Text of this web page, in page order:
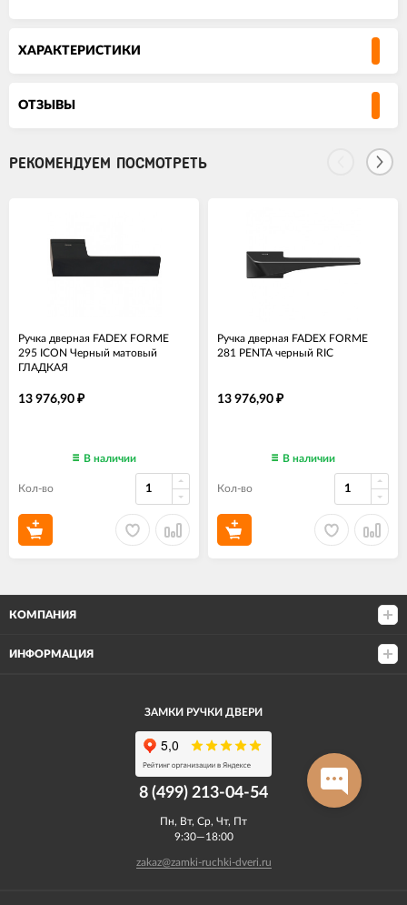
ХАРАКТЕРИСТИКИ
ОТЗЫВЫ
РЕКОМЕНДУЕМ ПОСМОТРЕТЬ
Ручка дверная FADEX FORME
295 ICON Черный матовый
ГЛАДКАЯ
13 976,90 ₽
В наличии
Кол-во
Ручка дверная FADEX FORME
281 PENTA черный RIC
13 976,90 ₽
В наличии
Кол-во
КОМПАНИЯ
ИНФОРМАЦИЯ
ЗАМКИ РУЧКИ ДВЕРИ
8 (499) 213-04-54​
Пн, Вт, Ср, Чт, Пт
9:30—18:00
zakaz@zamki-ruchki-dveri.ru